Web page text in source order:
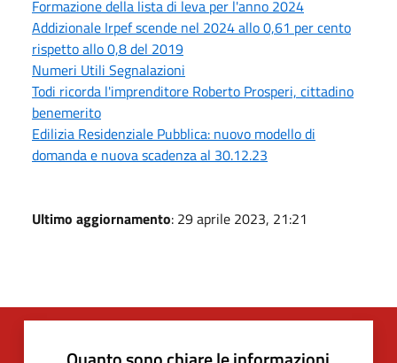
Formazione della lista di leva per l'anno 2024
Addizionale Irpef scende nel 2024 allo 0,61 per cento
rispetto allo 0,8 del 2019
Numeri Utili Segnalazioni
Todi ricorda l'imprenditore Roberto Prosperi, cittadino
benemerito
Edilizia Residenziale Pubblica: nuovo modello di
domanda e nuova scadenza al 30.12.23
Ultimo aggiornamento: 29 aprile 2023, 21:21